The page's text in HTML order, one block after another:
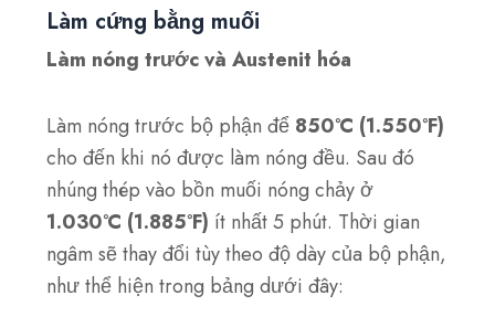
Làm cứng bằng muối
Làm nóng trước và Austenit hóa
Làm nóng trước bộ phận để 850°C (1.550°F)
cho đến khi nó được làm nóng đều. Sau đó
nhúng thép vào bồn muối nóng chảy ở
1.030°C (1.885°F) ít nhất 5 phút. Thời gian
ngâm sẽ thay đổi tùy theo độ dày của bộ phận,
như thể hiện trong bảng dưới đây: